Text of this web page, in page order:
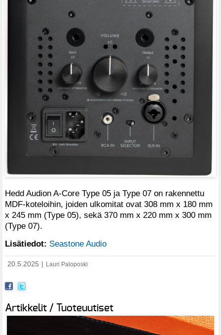
Hedd Audion A-Core Type 05 ja Type 07 on rakennettu
MDF-koteloihin, joiden ulkomitat ovat 308 mm x 180 mm
x 245 mm (Type 05), sekä 370 mm x 220 mm x 300 mm
(Type 07).
Lisätiedot: Seastone Audio
20.5.2025 Lauri Paloposki
Artikkelit / Tuoteuutiset